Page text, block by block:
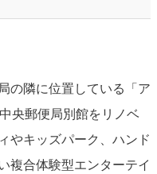
の隣に位置している「ア
央郵便局別館をリノベ
やキッズパーク、ハンド
複合体験型エンターテイ